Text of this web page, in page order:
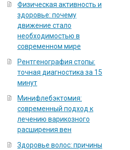
Физическая активность и
здоровье: почему
движение стало
необходимостью в
современном мире
Рентгенография стопы:
точная диагностика за 15
минут
Минифлебэктомия:
современный подход к
лечению варикозного
расширения вен
Здоровье волос: причины